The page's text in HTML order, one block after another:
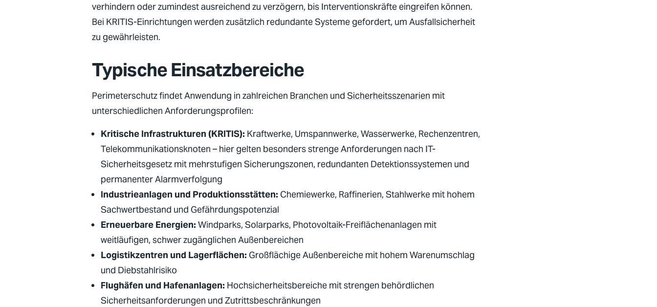
verhindern oder zumindest ausreichend zu verzögern, bis Interventionskräfte eingreifen können.
Bei KRITIS-Einrichtungen werden zusätzlich redundante Systeme gefordert, um Ausfallsicherheit
zu gewährleisten.
Typische Einsatzbereiche
Perimeterschutz findet Anwendung in zahlreichen Branchen undSicherheitsszenarien mit
unterschiedlichen Anforderungsprofilen:
Kritische Infrastrukturen (KRITIS): Kraftwerke, Umspannwerke, Wasserwerke, Rechenzentren,
Telekommunikationsknoten – hier gelten besonders strenge Anforderungen nach IT-
Sicherheitsgesetz mit mehrstufigen Sicherungszonen, redundanten Detektionssystemen und
permanenter Alarmverfolgung
Industrieanlagen und Produktionsstätten: Chemiewerke, Raffinerien, Stahlwerke mit hohem
Sachwertbestand und Gefährdungspotenzial
Erneuerbare Energien: Windparks, Solarparks, Photovoltaik-Freiflächenanlagen mit
weitläufigen, schwer zugänglichen Außenbereichen
Logistikzentren und Lagerflächen: Großflächige Außenbereiche mit hohem Warenumschlag
und Diebstahlrisiko
Flughäfen und Hafenanlagen: Hochsicherheitsbereiche mit strengen behördlichen
Sicherheitsanforderungen und Zutrittsbeschränkungen